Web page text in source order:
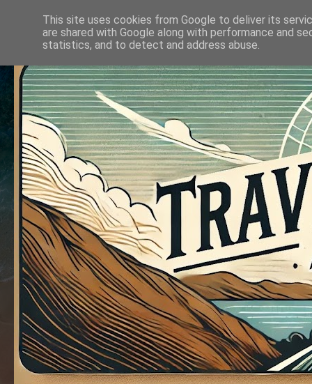
This site uses cookies from Google to deliver its
are shared with Google along with performance and
statistics, and to detect and address abuse.